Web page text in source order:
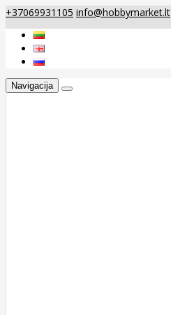
+37069931105 info@hobbymarket.lt
Navigacija